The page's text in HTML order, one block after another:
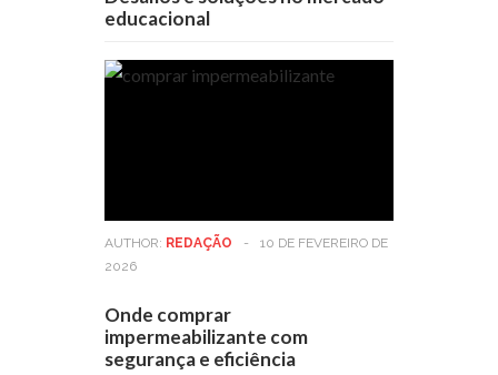
educacional
AUTHOR: REDAÇÃO -
10 DE FEVEREIRO DE
2026
Onde comprar
impermeabilizante com
segurança e eficiência